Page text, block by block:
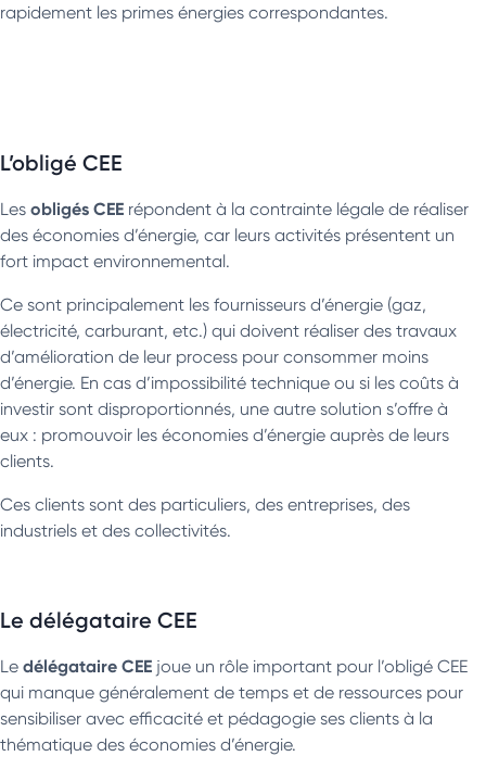
rapidement les primes énergies correspondantes.
L’obligé CEE
Les obligés CEE répondent à la contrainte légale de réaliser
des économies d’énergie, car leurs activités présentent un
fort impact environnemental.
Ce sont principalement les fournisseurs d’énergie (gaz,
électricité, carburant, etc.) qui doivent réaliser des travaux
d’amélioration de leur process pour consommer moins
d’énergie. En cas d’impossibilité technique ou si les coûts à
investir sont disproportionnés, une autre solution s’offre à
eux : promouvoir les économies d’énergie auprès de leurs
clients.
Ces clients sont des particuliers, des entreprises, des
industriels et des collectivités.
Le délégataire CEE
Le délégataire CEE joue un rôle important pour l’obligé CEE
qui manque généralement de temps et de ressources pour
sensibiliser avec efficacité et pédagogie ses clients à la
thématique des économies d’énergie.